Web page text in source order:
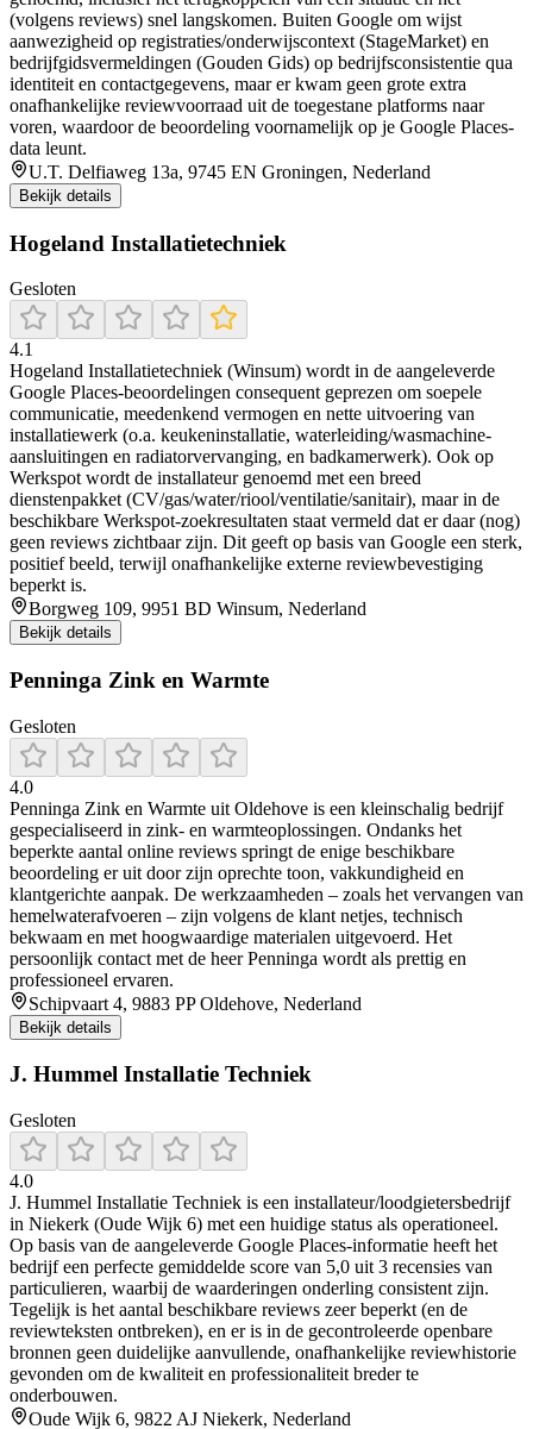
(volgens reviews) snel langskomen. Buiten Google om wijst
aanwezigheid op registraties/onderwijscontext (StageMarket) en
bedrijfgidsvermeldingen (Gouden Gids) op bedrijfsconsistentie qua
identiteit en contactgegevens, maar er kwam geen grote extra
onafhankelijke reviewvoorraad uit de toegestane platforms naar
voren, waardoor de beoordeling voornamelijk op je Google Places-
data leunt.
U.T. Delfiaweg 13a, 9745 EN Groningen, Nederland
Bekijk details
Hogeland Installatietechniek
Gesloten
4.1
Hogeland Installatietechniek (Winsum) wordt in de aangeleverde
Google Places-beoordelingen consequent geprezen om soepele
communicatie, meedenkend vermogen en nette uitvoering van
installatiewerk (o.a. keukeninstallatie, waterleiding/wasmachine-
aansluitingen en radiatorvervanging, en badkamerwerk). Ook op
Werkspot wordt de installateur genoemd met een breed
dienstenpakket (CV/gas/water/riool/ventilatie/sanitair), maar in de
beschikbare Werkspot-zoekresultaten staat vermeld dat er daar (nog)
geen reviews zichtbaar zijn. Dit geeft op basis van Google een sterk,
positief beeld, terwijl onafhankelijke externe reviewbevestiging
beperkt is.
Borgweg 109, 9951 BD Winsum, Nederland
Bekijk details
Penninga Zink en Warmte
Gesloten
4.0
Penninga Zink en Warmte uit Oldehove is een kleinschalig bedrijf
gespecialiseerd in zink- en warmteoplossingen. Ondanks het
beperkte aantal online reviews springt de enige beschikbare
beoordeling er uit door zijn oprechte toon, vakkundigheid en
klantgerichte aanpak. De werkzaamheden – zoals het vervangen van
hemelwaterafvoeren – zijn volgens de klant netjes, technisch
bekwaam en met hoogwaardige materialen uitgevoerd. Het
persoonlijk contact met de heer Penninga wordt als prettig en
professioneel ervaren.
Schipvaart 4, 9883 PP Oldehove, Nederland
Bekijk details
J. Hummel Installatie Techniek
Gesloten
4.0
J. Hummel Installatie Techniek is een installateur/loodgietersbedrijf
in Niekerk (Oude Wijk 6) met een huidige status als operationeel.
Op basis van de aangeleverde Google Places-informatie heeft het
bedrijf een perfecte gemiddelde score van 5,0 uit 3 recensies van
particulieren, waarbij de waarderingen onderling consistent zijn.
Tegelijk is het aantal beschikbare reviews zeer beperkt (en de
reviewteksten ontbreken), en er is in de gecontroleerde openbare
bronnen geen duidelijke aanvullende, onafhankelijke reviewhistorie
gevonden om de kwaliteit en professionaliteit breder te
onderbouwen.
Oude Wijk 6, 9822 AJ Niekerk, Nederland